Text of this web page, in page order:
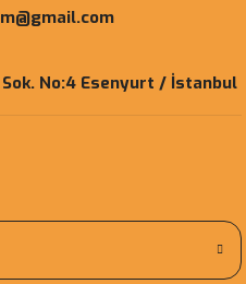
Sok. No:4 Esenyurt / İstanbul